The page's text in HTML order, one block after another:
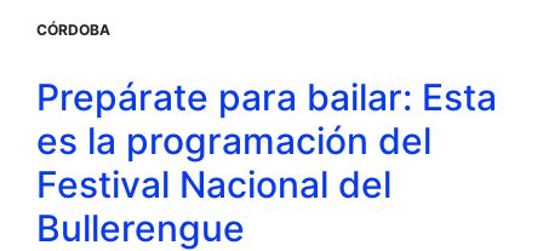
CÓRDOBA
Prepárate para bailar: Esta
es la programación del
Festival Nacional del
Bullerengue